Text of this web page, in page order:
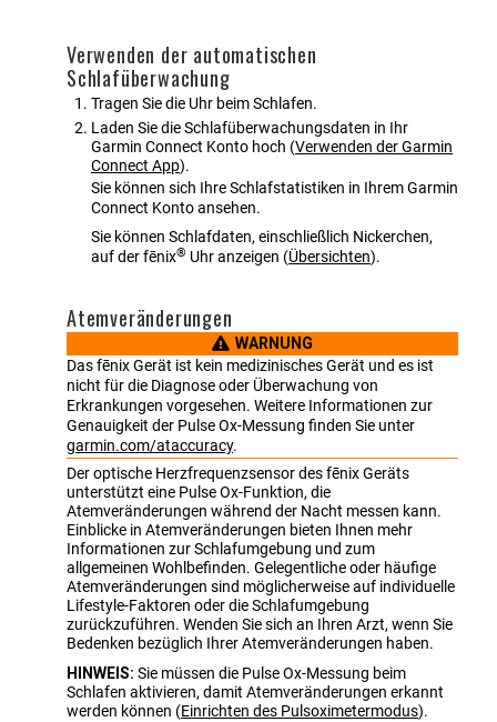
Verwenden der automatischen
Schlafüberwachung
Tragen Sie die Uhr beim Schlafen.
Laden Sie die Schlafüberwachungsdaten in Ihr
Garmin Connect Konto hoch (Verwenden derGarmin
Connect App).
Sie können sich Ihre Schlafstatistiken in Ihrem Garmin
Connect Konto ansehen.
Sie können Schlafdaten, einschließlich Nickerchen,
auf derfēnix® Uhr anzeigen (Übersichten).
Atemveränderungen
WARNUNG
DasfēnixGerät ist kein medizinisches Gerät und es ist
nicht für die Diagnose oder Überwachung von
Erkrankungen vorgesehen. Weitere Informationen zur
Genauigkeit der Pulse Ox-Messung finden Sie unter
garmin.com/ataccuracy.
Der optische Herzfrequenzsensor desfēnixGeräts
unterstützt eine Pulse Ox-Funktion, die
Atemveränderungen während der Nacht messen kann.
Einblicke in Atemveränderungen bieten Ihnen mehr
Informationen zur Schlafumgebung und zum
allgemeinen Wohlbefinden. Gelegentliche oder häufige
Atemveränderungen sind möglicherweise auf individuelle
Lifestyle-Faktoren oder die Schlafumgebung
zurückzuführen. Wenden Sie sich an Ihren Arzt, wenn Sie
Bedenken bezüglich Ihrer Atemveränderungen haben.
HINWEIS: Sie müssen die Pulse Ox-Messung beim
Schlafen aktivieren, damit Atemveränderungen erkannt
werden können (Einrichten des Pulsoximetermodus).